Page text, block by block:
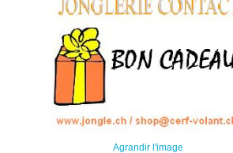
Agrandir l'image